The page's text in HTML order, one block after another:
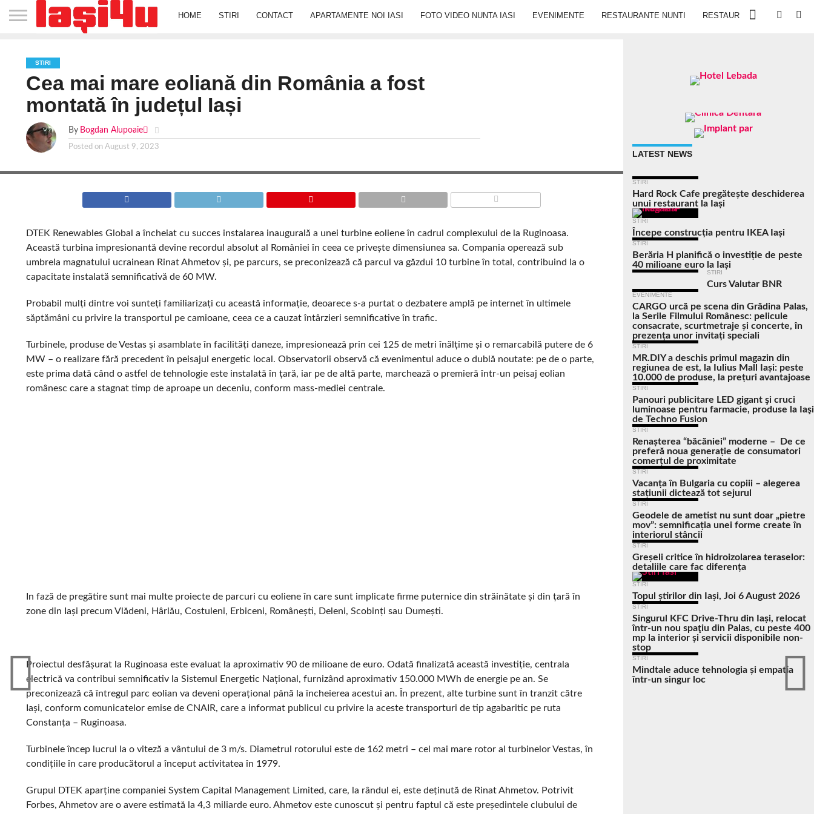
HOME STIRI CONTACT APARTAMENTE NOI IASI FOTO VIDEO NUNTA IASI EVENIMENTE RESTAURANTE NUNTI RESTAURANTE IN IASI
STIRI
Cea mai mare eoliană din România a fost
montată în județul Iași
By Bogdan Alupoaie
Posted on August 9, 2023
DTEK Renewables Global a încheiat cu succes instalarea inaugurală a unei turbine eoliene în cadrul complexului de la Ruginoasa.
Această turbina impresionantă devine recordul absolut al României în ceea ce privește dimensiunea sa. Compania operează sub
umbrela magnatului ucrainean Rinat Ahmetov și, pe parcurs, se preconizează că parcul va găzdui 10 turbine în total, contribuind la o
capacitate instalată semnificativă de 60 MW.
Probabil mulți dintre voi sunteți familiarizați cu această informație, deoarece s-a purtat o dezbatere amplă pe internet în ultimele
săptămâni cu privire la transportul pe camioane, ceea ce a cauzat întârzieri semnificative în trafic.
Turbinele, produse de Vestas și asamblate în facilități daneze, impresionează prin cei 125 de metri înălțime și o remarcabilă putere de 6
MW – o realizare fără precedent în peisajul energetic local. Observatorii observă că evenimentul aduce o dublă noutate: pe de o parte,
este prima dată când o astfel de tehnologie este instalată în țară, iar pe de altă parte, marchează o premieră într-un peisaj eolian
românesc care a stagnat timp de aproape un deceniu, conform mass-mediei centrale.
In fază de pregătire sunt mai multe proiecte de parcuri cu eoliene în care sunt implicate firme puternice din străinătate și din țară în
zone din Iași precum Vlădeni, Hârlău, Costuleni, Erbiceni, Românești, Deleni, Scobinți sau Dumești.
Proiectul desfășurat la Ruginoasa este evaluat la aproximativ 90 de milioane de euro. Odată finalizată această investiție, centrala
electrică va contribui semnificativ la Sistemul Energetic Național, furnizând aproximativ 150.000 MWh de energie pe an. Se
preconizează că întregul parc eolian va deveni operațional până la încheierea acestui an. În prezent, alte turbine sunt în tranzit către
Iași, conform comunicatelor emise de CNAIR, care a informat publicul cu privire la aceste transporturi de tip agabaritic pe ruta
Constanța – Ruginoasa.
Turbinele încep lucrul la o viteză a vântului de 3 m/s. Diametrul rotorului este de 162 metri – cel mai mare rotor al turbinelor Vestas, în
condițiile în care producătorul a început activitatea în 1979.
Grupul DTEK aparține companiei System Capital Management Limited, care, la rândul ei, este deținută de Rinat Ahmetov. Potrivit
Forbes, Ahmetov are o avere estimată la 4,3 miliarde euro. Ahmetov este cunoscut și pentru faptul că este președintele clubului de
LATEST NEWS
STIRI
Hard Rock Cafe pregătește deschiderea
unui restaurant la Iași
STIRI
Începe construcția pentru IKEA Iași
STIRI
Berăria H planifică o investiție de peste
40 milioane euro la Iași
STIRI
Curs Valutar BNR
EVENIMENTE
CARGO urcă pe scena din Grădina Palas,
la Serile Filmului Românesc: pelicule
consacrate, scurtmetraje și concerte, în
prezența unor invitați speciali
STIRI
MR.DIY a deschis primul magazin din
regiunea de est, la Iulius Mall Iași: peste
10.000 de produse, la prețuri avantajoase
STIRI
Panouri publicitare LED gigant şi cruci
luminoase pentru farmacie, produse la Iaşi
de Techno Fusion
STIRI
Renașterea “băcăniei” moderne – De ce
preferă noua generație de consumatori
comerțul de proximitate
STIRI
Vacanța în Bulgaria cu copiii – alegerea
stațiunii dictează tot sejurul
STIRI
Geodele de ametist nu sunt doar „pietre
mov”: semnificația unei forme create în
interiorul stâncii
STIRI
Greșeli critice în hidroizolarea teraselor:
detaliile care fac diferența
STIRI
Topul știrilor din Iași, Joi 6 August 2026
STIRI
Singurul KFC Drive-Thru din Iași, relocat
într-un nou spaţiu din Palas, cu peste 400
mp la interior și servicii disponibile non-
stop
STIRI
Mindtale aduce tehnologia și empatia
într-un singur loc